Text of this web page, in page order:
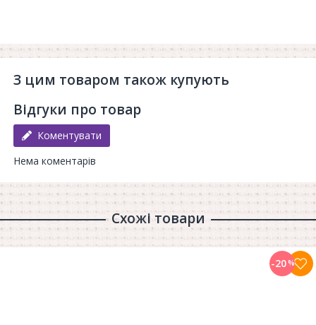
З цим товаром також купують
Відгуки про товар
Коментувати
Нема коментарів
Схожі товари